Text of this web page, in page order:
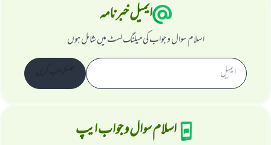
ایمیل خبرنامہ
اسلام سوال و جواب کی میلنگ لسٹ میں شامل ہوں
اسلام سوال و جواب ایپ